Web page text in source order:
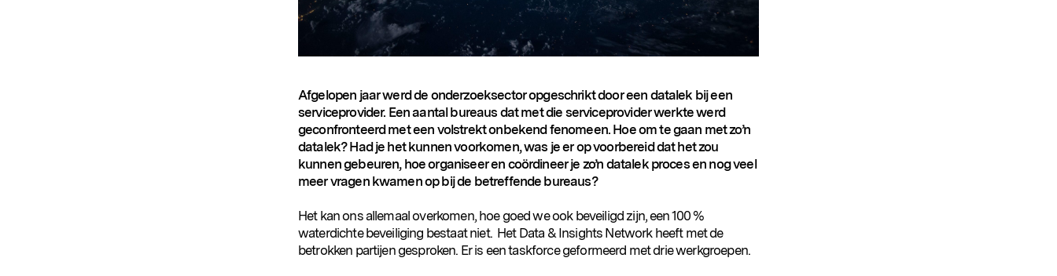
Afgelopen jaar werd de onderzoeksector opgeschrikt door een datalek bij een
serviceprovider. Een aantal bureaus dat met die serviceprovider werkte werd
geconfronteerd met een volstrekt onbekend fenomeen. Hoe om te gaan met zo’n
datalek? Had je het kunnen voorkomen, was je er op voorbereid dat het zou
kunnen gebeuren, hoe organiseer en coördineer je zo’n datalek proces en nog veel
meer vragen kwamen op bij de betreffende bureaus?
Het kan ons allemaal overkomen, hoe goed we ook beveiligd zijn, een 100 %
waterdichte beveiliging bestaat niet. Het Data & Insights Network heeft met de
betrokken partijen gesproken. Er is een taskforce geformeerd met drie werkgroepen.